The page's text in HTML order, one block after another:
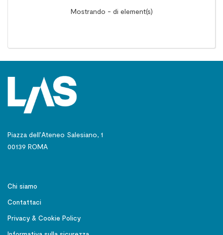
Mostrando - di element(s)
Piazza dell’Ateneo Salesiano, 1
00139 ROMA
Chi siamo
Contattaci
Privacy & Cookie Policy